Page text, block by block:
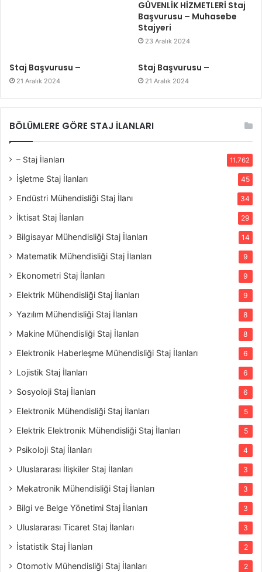
GÜVENLİK HİZMETLERİ Staj
Başvurusu – Muhasebe
Stajyeri
23 Aralık 2024
Staj Başvurusu –
21 Aralık 2024
Staj Başvurusu –
21 Aralık 2024
BÖLÜMLERE GÖRE STAJ İLANLARI
– Staj İlanları 11.762
İşletme Staj İlanları 45
Endüstri Mühendisliği Staj İlanı 34
İktisat Staj İlanları 29
Bilgisayar Mühendisliği Staj İlanları 14
Matematik Mühendisliği Staj İlanları 9
Ekonometri Staj İlanları 9
Elektrik Mühendisliği Staj İlanları 9
Yazılım Mühendisliği Staj İlanları 8
Makine Mühendisliği Staj İlanları 8
Elektronik Haberleşme Mühendisliği Staj İlanları 6
Lojistik Staj İlanları 6
Sosyoloji Staj İlanları 6
Elektronik Mühendisliği Staj İlanları 5
Elektrik Elektronik Mühendisliği Staj İlanları 5
Psikoloji Staj İlanları 4
Uluslararası İlişkiler Staj İlanları 3
Mekatronik Mühendisliği Staj İlanları 3
Bilgi ve Belge Yönetimi Staj İlanları 3
Uluslararası Ticaret Staj İlanları 3
İstatistik Staj İlanları 2
Otomotiv Mühendisliği Staj İlanları 2